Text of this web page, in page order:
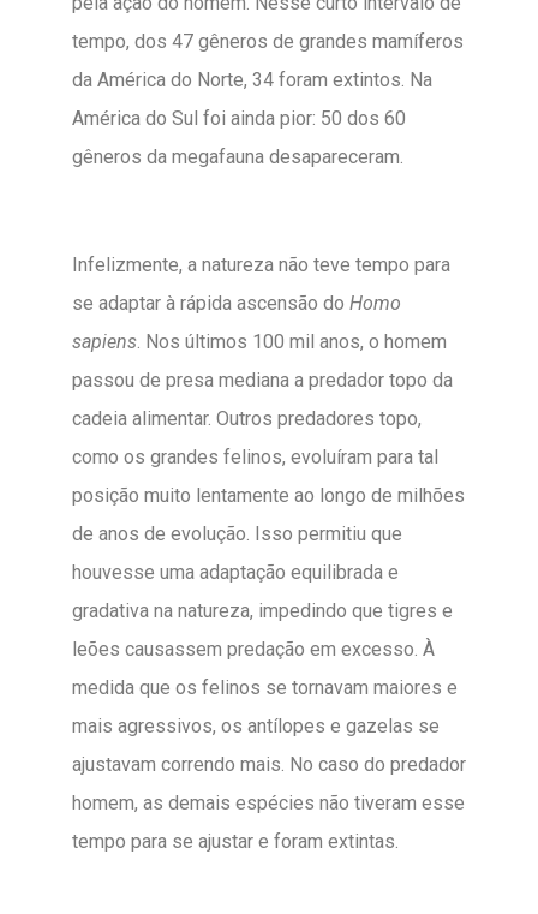
tempo, dos 47 gêneros de grandes mamíferos
da América do Norte, 34 foram extintos. Na
América do Sul foi ainda pior: 50 dos 60
gêneros da megafauna desapareceram.
Infelizmente, a natureza não teve tempo para
se adaptar à rápida ascensão do Homo
sapiens. Nos últimos 100 mil anos, o homem
passou de presa mediana a predador topo da
cadeia alimentar. Outros predadores topo,
como os grandes felinos, evoluíram para tal
posição muito lentamente ao longo de milhões
de anos de evolução. Isso permitiu que
houvesse uma adaptação equilibrada e
gradativa na natureza, impedindo que tigres e
leões causassem predação em excesso. À
medida que os felinos se tornavam maiores e
mais agressivos, os antílopes e gazelas se
ajustavam correndo mais. No caso do predador
homem, as demais espécies não tiveram esse
tempo para se ajustar e foram extintas.